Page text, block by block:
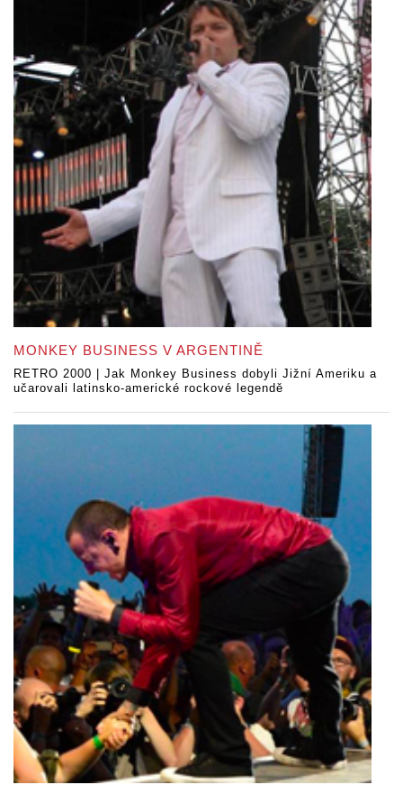
MONKEY BUSINESS V ARGENTINĚ
RETRO 2000 | Jak Monkey Business dobyli Jižní Ameriku a
učarovali latinsko-americké rockové legendě